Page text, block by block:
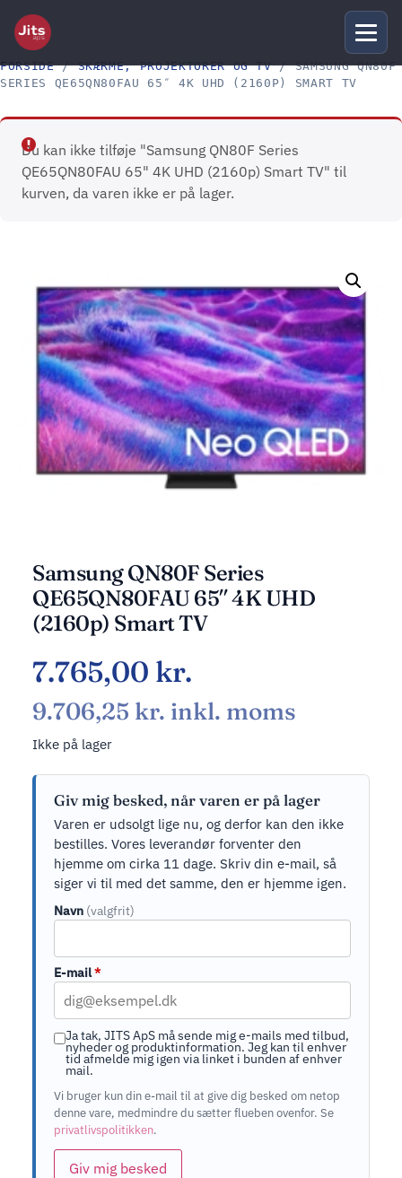
FORSIDE/SKÆRME, PROJEKTORER OG TV/ SAMSUNG QN80F
SERIES QE65QN80FAU 65″ 4K UHD (2160P) SMART TV
Du kan ikke tilføje "Samsung QN80F Series
QE65QN80FAU 65" 4K UHD (2160p) Smart TV" til
kurven, da varen ikke er på lager.
Samsung QN80F Series
QE65QN80FAU 65″ 4K UHD
(2160p) Smart TV
7.765,00 kr.
9.706,25 kr. inkl. moms
Ikke på lager
Giv mig besked, når varen er på lager
Varen er udsolgt lige nu, og derfor kan den ikke
bestilles. Vores leverandør forventer den
hjemme om cirka 11 dage. Skriv din e-mail, så
siger vi til med det samme, den er hjemme igen.
Navn (valgfrit)
E-mail*
Ja tak, JITS ApS må sende mig e-mails med tilbud,
nyheder og produktinformation. Jeg kan til enhver
tid afmelde mig igen via linket i bunden af enhver
mail.
Vi bruger kun din e-mail til at give dig besked om netop
denne vare, medmindre du sætter flueben ovenfor. Se
privatlivspolitikken.
Giv mig besked